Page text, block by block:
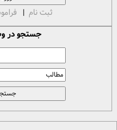
ثبت نام |
جستجو در